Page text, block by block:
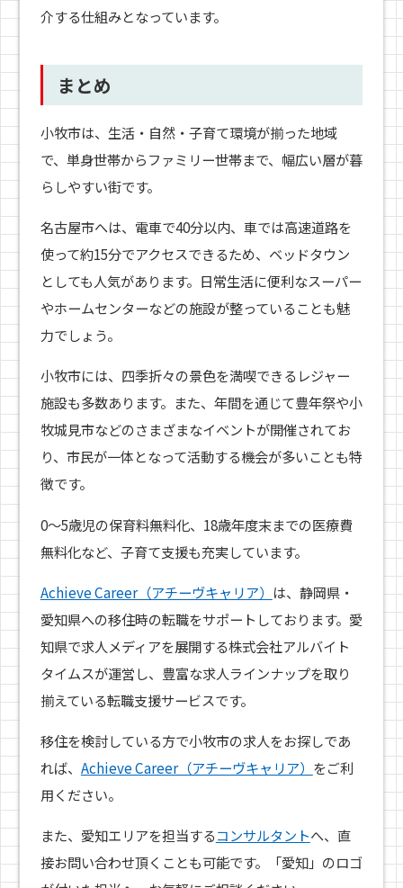
介する仕組みとなっています。
まとめ
小牧市は、生活・自然・子育て環境が揃った地域
で、単身世帯からファミリー世帯まで、幅広い層が暮
らしやすい街です。
名古屋市へは、電車で40分以内、車では高速道路を
使って約15分でアクセスできるため、ベッドタウン
としても人気があります。日常生活に便利なスーパー
やホームセンターなどの施設が整っていることも魅
力でしょう。
小牧市には、四季折々の景色を満喫できるレジャー
施設も多数あります。また、年間を通じて豊年祭や小
牧城見市などのさまざまなイベントが開催されてお
り、市民が一体となって活動する機会が多いことも特
徴です。
0～5歳児の保育料無料化、18歳年度末までの医療費
無料化など、子育て支援も充実しています。
Achieve Career（アチーヴキャリア） は、静岡県・
愛知県への移住時の転職をサポートしております。愛
知県で求人メディアを展開する株式会社アルバイト
タイムスが運営し、豊富な求人ラインナップを取り
揃えている転職支援サービスです。
移住を検討している方で小牧市の求人をお探しであ
れば、 Achieve Career（アチーヴキャリア） をご利
用ください。
また、愛知エリアを担当するコンサルタントへ、直
接お問い合わせ頂くことも可能です。「愛知」のロゴ